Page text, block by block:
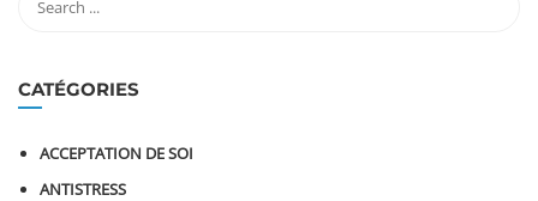
CATÉGORIES
ACCEPTATION DE SOI
ANTISTRESS